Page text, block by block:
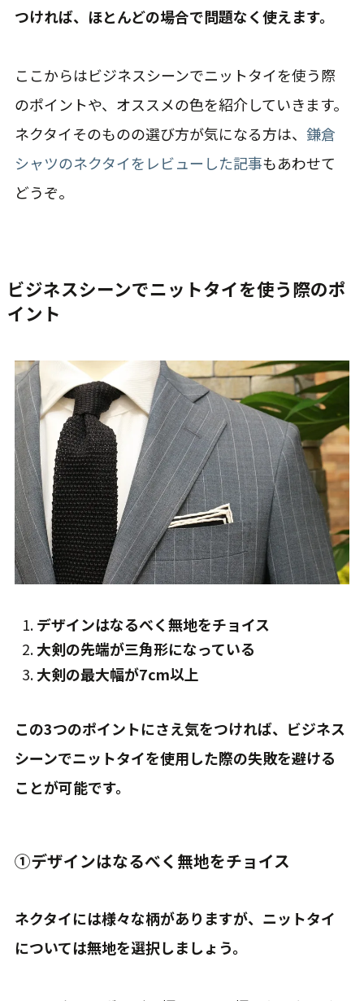
つければ、ほとんどの場合で問題なく使えます。
ここからはビジネスシーンでニットタイを使う際
のポイントや、オススメの色を紹介していきます。
ネクタイそのものの選び方が気になる方は、 鎌倉
シャツのネクタイをレビューした記事もあわせて
どうぞ。
ビジネスシーンでニットタイを使う際のポ
イント
デザインはなるべく無地をチョイス
大剣の先端が三角形になっている
大剣の最大幅が7cm以上
この3つのポイントにさえ気をつければ、ビジネス
シーンでニットタイを使用した際の失敗を避ける
ことが可能です。
①デザインはなるべく無地をチョイス
ネクタイには様々な柄がありますが、ニットタイ
については無地を選択しましょう。